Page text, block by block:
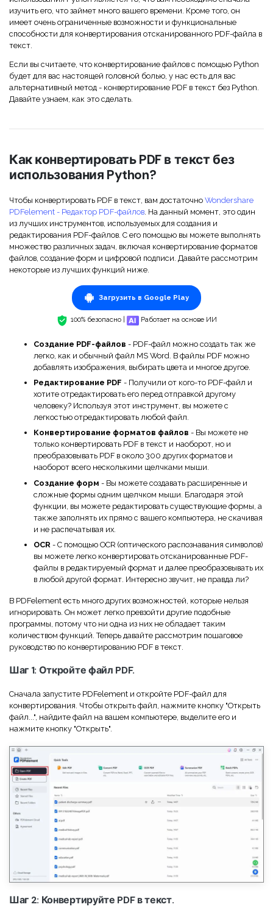
изучить его, что займет много вашего времени. Кроме того, он
имеет очень ограниченные возможности и функциональные
способности для конвертирования отсканированного PDF-файла в
текст.
Если вы считаете, что конвертирование файлов с помощью Python
будет для вас настоящей головной болью, у нас есть для вас
альтернативный метод - конвертирование PDF в текст без Python.
Давайте узнаем, как это сделать.
Как конвертировать PDF в текст без
использования Python?
Чтобы конвертировать PDF в текст, вам достаточно Wondershare
PDFelement - Редактор PDF-файлов. На данный момент, это один
из лучших инструментов, используемых для создания и
редактирования PDF-файлов. С его помощью вы можете выполнять
множество различных задач, включая конвертирование форматов
файлов, создание форм и цифровой подписи. Давайте рассмотрим
некоторые из лучших функций ниже.
Загрузить в Google Play
100% безопасно | Работает на основе ИИ
Создание PDF-файлов - PDF-файл можно создать так же
легко, как и обычный файл MS Word. В файлы PDF можно
добавлять изображения, выбирать цвета и многое другое.
Редактирование PDF - Получили от кого-то PDF-файл и
хотите отредактировать его перед отправкой другому
человеку? Используя этот инструмент, вы можете с
легкостью отредактировать любой файл.
Конвертирование форматов файлов - Вы можете не
только конвертировать PDF в текст и наоборот, но и
преобразовывать PDF в около 300 других форматов и
наоборот всего несколькими щелчками мыши.
Создание форм - Вы можете создавать расширенные и
сложные формы одним щелчком мыши. Благодаря этой
функции, вы можете редактировать существующие формы, а
также заполнять их прямо с вашего компьютера, не скачивая
и не распечатывая их.
OCR - С помощью OCR (оптического распознавания символов)
вы можете легко конвертировать отсканированные PDF-
файлы в редактируемый формат и далее преобразовывать их
в любой другой формат. Интересно звучит, не правда ли?
В PDFelement есть много других возможностей, которые нельзя
игнорировать. Он может легко превзойти другие подобные
программы, потому что ни одна из них не обладает таким
количеством функций. Теперь давайте рассмотрим пошаговое
руководство по конвертированию PDF в текст.
Шаг 1: Откройте файл PDF.
Сначала запустите PDFelement и откройте PDF-файл для
конвертирования. Чтобы открыть файл, нажмите кнопку "Открыть
файл...", найдите файл на вашем компьютере, выделите его и
нажмите кнопку "Открыть".
Шаг 2: Конвертируйте PDF в текст.